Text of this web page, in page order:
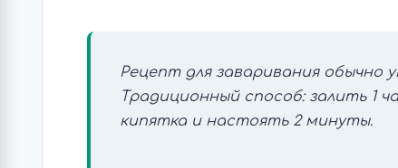
Рецепт для заваривания обычно
Традиционный способ: залить 1
кипятка и настоять 2 минуты.